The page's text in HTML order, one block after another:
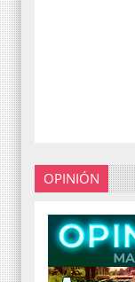
OPINIÓN